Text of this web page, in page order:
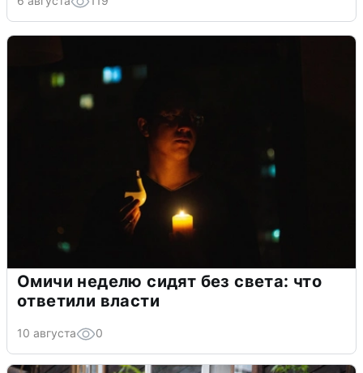
Омичи неделю сидят без света: что
ответили власти
10 августа 0